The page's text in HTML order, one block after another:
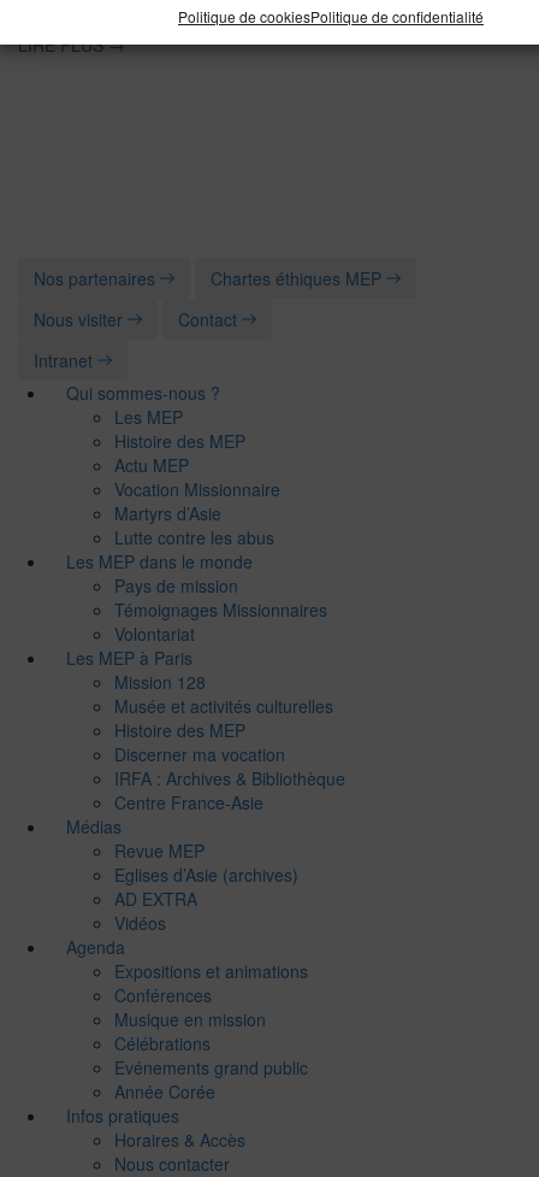
Politique de cookiesPolitique de confidentialité
LIRE PLUS→
Nos partenaires
Chartes éthiques MEP
Nous visiter
Contact
Intranet
Qui sommes-nous ?
Les MEP
Histoire des MEP
Actu MEP
Vocation Missionnaire
Martyrs d’Asie
Lutte contre les abus
Les MEP dans le monde
Pays de mission
Témoignages Missionnaires
Volontariat
Les MEP à Paris
Mission 128
Musée et activités culturelles
Histoire des MEP
Discerner ma vocation
IRFA : Archives & Bibliothèque
Centre France-Asie
Médias
Revue MEP
Eglises d’Asie (archives)
AD EXTRA
Vidéos
Agenda
Expositions et animations
Conférences
Musique en mission
Célébrations
Evénements grand public
Année Corée
Infos pratiques
Horaires & Accès
Nous contacter